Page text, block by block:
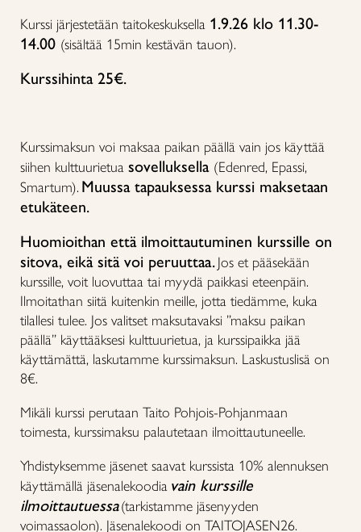
Kurssi järjestetään taitokeskuksella 1.9.26 klo 11.30-
14.00 (sisältää 15min kestävän tauon).
Kurssihinta 25€.
Kurssimaksun voi maksaa paikan päällä vain jos käyttää
siihen kulttuurietua sovelluksella (Edenred, Epassi,
Smartum). Muussa tapauksessa kurssi maksetaan
etukäteen.
Huomioithan että ilmoittautuminen kurssille on
sitova, eikä sitä voi peruuttaa.Jos et pääsekään
kurssille, voit luovuttaa tai myydä paikkasi eteenpäin.
Ilmoitathan siitä kuitenkin meille, jotta tiedämme, kuka
tilallesi tulee. Jos valitset maksutavaksi ”maksu paikan
päällä” käyttääksesi kulttuurietua, ja kurssipaikka jää
käyttämättä, laskutamme kurssimaksun. Laskustuslisä on
8€.
Mikäli kurssi perutaan Taito Pohjois-Pohjanmaan
toimesta, kurssimaksu palautetaan ilmoittautuneelle.
Yhdistyksemme jäsenet saavat kurssista 10% alennuksen
käyttämällä jäsenalekoodia vain kurssille
ilmoittautuessa(tarkistamme jäsenyyden
voimassaolon). Jäsenalekoodi on TAITOJASEN26.